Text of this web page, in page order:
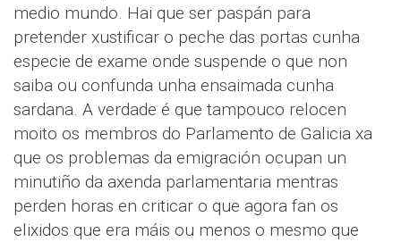
medio mundo. Hai que ser paspán para
pretender xustificar o peche das portas cunha
especie de exame onde suspende o que non
saiba ou confunda unha ensaimada cunha
sardana. A verdade é que tampouco relocen
moito os membros do Parlamento de Galicia xa
que os problemas da emigración ocupan un
minutiño da axenda parlamentaria mentras
perden horas en criticar o que agora fan os
elixidos que era máis ou menos o mesmo que